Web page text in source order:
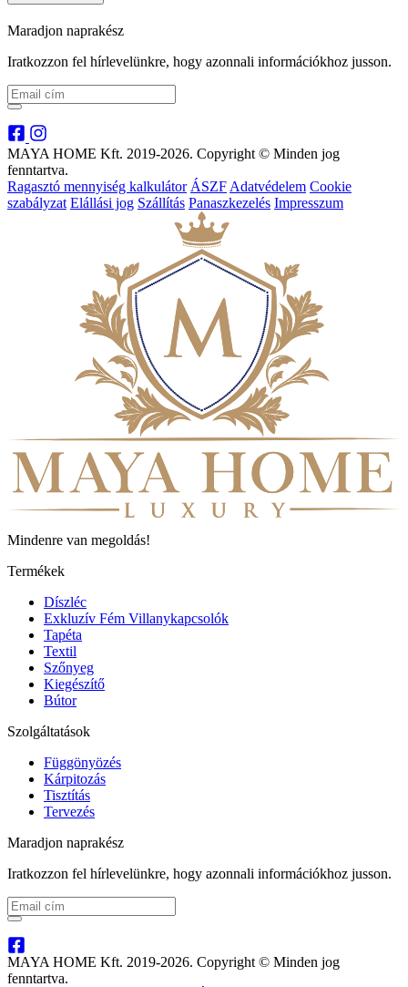
Maradjon naprakész
Iratkozzon fel hírlevelünkre, hogy azonnali információkhoz jusson.
MAYA HOME Kft. 2019-2026. Copyright © Minden jog
fenntartva.
Ragasztó mennyiség kalkulátor ÁSZF Adatvédelem Cookie
szabályzat Elállási jog Szállítás Panaszkezelés Impresszum
Mindenre van megoldás!
Termékek
Díszléc
Exkluzív Fém Villanykapcsolók
Tapéta
Textil
Szőnyeg
Kiegészítő
Bútor
Szolgáltatások
Függönyözés
Kárpitozás
Tisztítás
Tervezés
Maradjon naprakész
Iratkozzon fel hírlevelünkre, hogy azonnali információkhoz jusson.
MAYA HOME Kft. 2019-2026. Copyright © Minden jog
fenntartva.